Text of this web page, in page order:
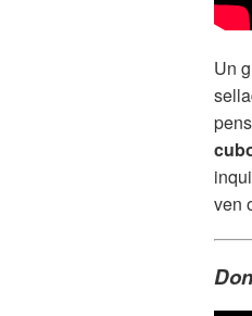
Un
ven